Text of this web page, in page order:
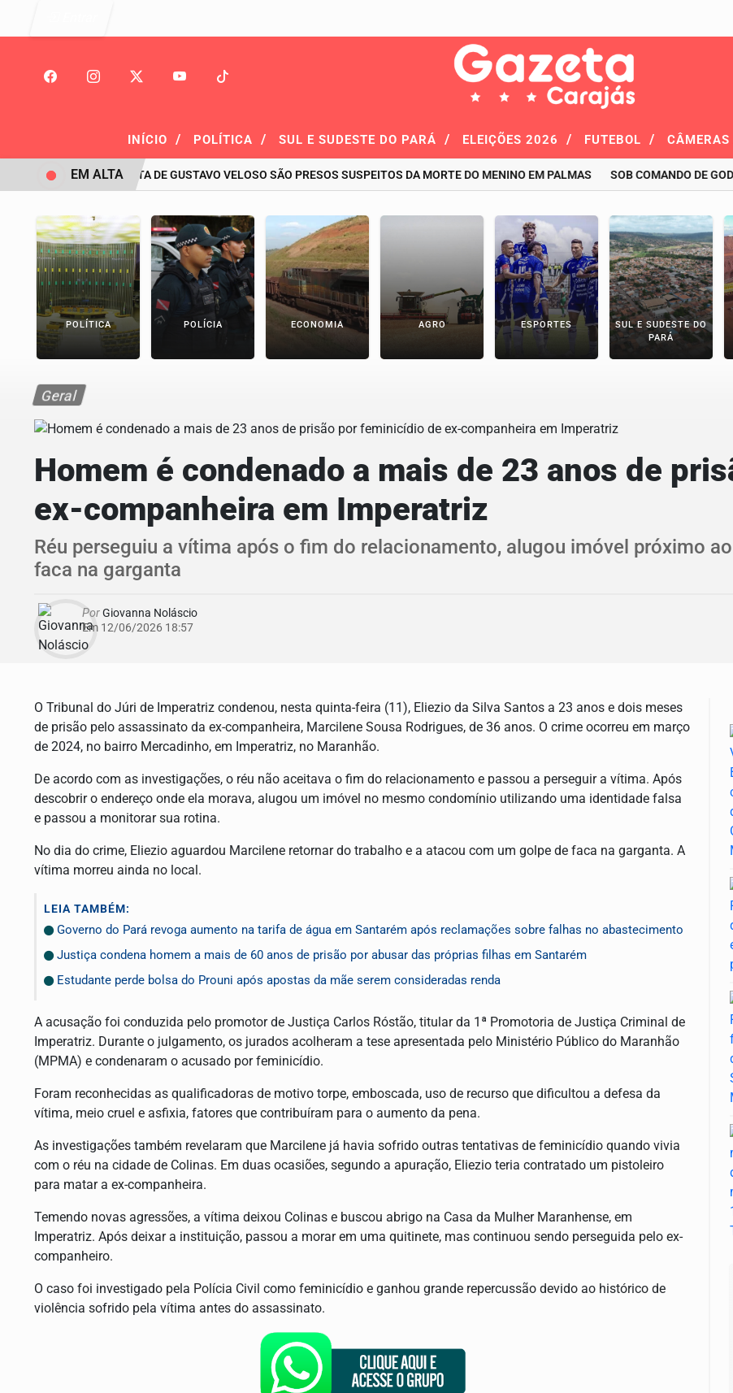
INÍCIO / POLÍTICA / SUL E SUDESTE DO PARÁ / ELEIÇÕES 2026 / FUTEBOL /
PAI E MADRASTA DE GUSTAVO VELOSO SÃO PRESOS SUSPEITOS DA MORTE DO MENINO EM PALMAS SOB COMANDO DE
EM ALTA
POLÍTICA POLÍCIA ECONOMIA AGRO ESPORTES
SUL E SUDESTE DO
PARÁ
Geral
Homem é condenado a mais de 23 anos de
ex-companheira em Imperatriz
Réu perseguiu a vítima após o fim do relacionamento, alugou imóvel próximo
faca na garganta
PorGiovanna Noláscio
Em 12/06/2026 18:57
O Tribunal do Júri de Imperatriz condenou, nesta quinta-feira (11), Eliezio da Silva Santos a 23 anos e dois meses
de prisão pelo assassinato da ex-companheira, Marcilene Sousa Rodrigues, de 36 anos. O crime ocorreu em março
de 2024, no bairro Mercadinho, em Imperatriz, no Maranhão.
De acordo com as investigações, o réu não aceitava o fim do relacionamento e passou a perseguir a vítima. Após
descobrir o endereço onde ela morava, alugou um imóvel no mesmo condomínio utilizando uma identidade falsa
e passou a monitorar sua rotina.
No dia do crime, Eliezio aguardou Marcilene retornar do trabalho e a atacou com um golpe de faca na garganta. A
vítima morreu ainda no local.
LEIA TAMBÉM:
Governo do Pará revoga aumento na tarifa de água em Santarém após reclamações sobre falhas no abastecimento
Justiça condena homem a mais de 60 anos de prisão por abusar das próprias filhas em Santarém
Estudante perde bolsa do Prouni após apostas da mãe serem consideradas renda
A acusação foi conduzida pelo promotor de Justiça Carlos Róstão, titular da 1ª Promotoria de Justiça Criminal de
Imperatriz. Durante o julgamento, os jurados acolheram a tese apresentada pelo Ministério Público do Maranhão
(MPMA) e condenaram o acusado por feminicídio.
Foram reconhecidas as qualificadoras de motivo torpe, emboscada, uso de recurso que dificultou a defesa da
vítima, meio cruel e asfixia, fatores que contribuíram para o aumento da pena.
As investigações também revelaram que Marcilene já havia sofrido outras tentativas de feminicídio quando vivia
com o réu na cidade de Colinas. Em duas ocasiões, segundo a apuração, Eliezio teria contratado um pistoleiro
para matar a ex-companheira.
Temendo novas agressões, a vítima deixou Colinas e buscou abrigo na Casa da Mulher Maranhense, em
Imperatriz. Após deixar a instituição, passou a morar em uma quitinete, mas continuou sendo perseguida pelo ex-
companheiro.
O caso foi investigado pela Polícia Civil como feminicídio e ganhou grande repercussão devido ao histórico de
violência sofrido pela vítima antes do assassinato.